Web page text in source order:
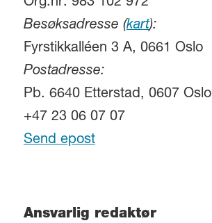
Org.nr. 983 102 972
Besøksadresse (kart):
Fyrstikkalléen 3 A, 0661 Oslo
Postadresse:
Pb. 6640 Etterstad, 0607 Oslo
+47 23 06 07 07
Send epost
Ansvarlig redaktør